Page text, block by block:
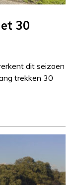
30
dit seizoen
trekken 30